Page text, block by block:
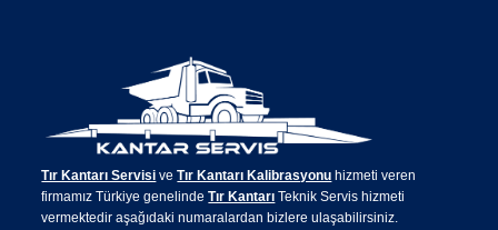
Tır Kantarı Servisi veTır Kantarı Kalibrasyonu hizmeti veren
firmamız Türkiye genelindeTır Kantarı Teknik Servis hizmeti
vermektedir aşağıdaki numaralardan bizlere ulaşabilirsiniz.